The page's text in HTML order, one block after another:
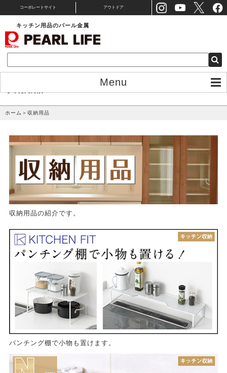
コーポレートサイト アウトドア
キッチン用品のパール金属
Menu
ホーム ＞ 収納用品
収納用品の紹介です。
パンチング棚で小物も置けます。